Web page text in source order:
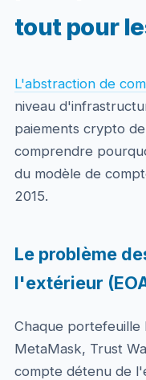
tout pour
L'abstraction de
niveau
paiements crypto
comprendre
du modèle de
2015.
Le problème
l'extérieur
Chaque
MetaMask, Trust
compte détenu de